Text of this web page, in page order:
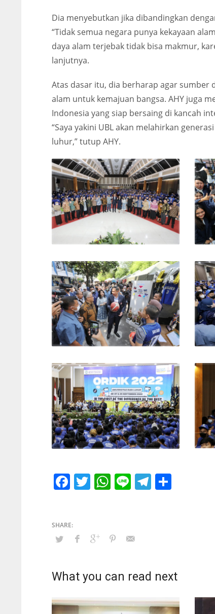
Dia menyebutkan jika dibandingkan
“Tidak semua negara punya kekayaan
daya alam terjebak tidak bisa makmur,
lanjutnya.
Atas dasar itu, dia berharap agar sumber
alam untuk kemajuan bangsa. AHY juga
Indonesia yang siap bersaing di kancah
“Saya yakini UBL akan melahirkan
luhur,” tutup AHY.
Facebook
Twitter
WhatsApp
LineTelegram
What you can read next